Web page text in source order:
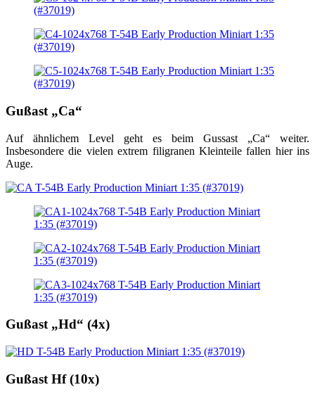
Gußast „Ca“
Auf ähnlichem Level geht es beim Gussast „Ca“ weiter.
Insbesondere die vielen extrem filigranen Kleinteile fallen hier ins
Auge.
Gußast „Hd“ (4x)
Gußast Hf (10x)